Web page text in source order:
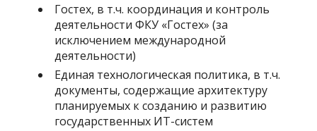
Гостех, в т.ч. координация и контроль
деятельности ФКУ «Гостех» (за
исключением международной
деятельности)
Единая технологическая политика, в т.ч.
документы, содержащие архитектуру
планируемых к созданию и развитию
государственных ИТ-систем